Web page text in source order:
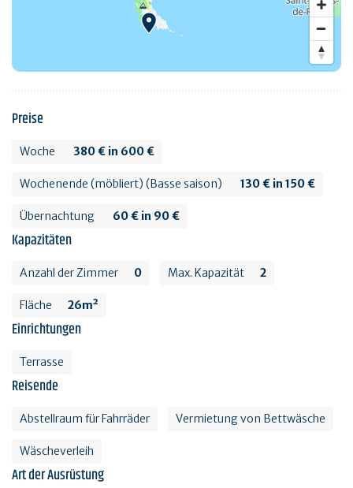
Preise
Woche 380 € in 600 €
Wochenende (möbliert) (Basse saison) 130 € in 150 €
Übernachtung 60 € in 90 €
Kapazitäten
Anzahl der Zimmer 0 Max. Kapazität 2
Fläche 26m²
Einrichtungen
Terrasse
Reisende
Abstellraum für Fahrräder Vermietung von Bettwäsche
Wäscheverleih
Art der Ausrüstung